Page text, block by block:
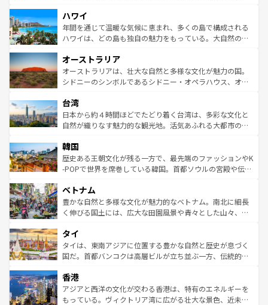
ば市内交通費無料で観光を楽しむこともできる。 なお、新
着のスイス情報はコンテンツ一覧 を参照してほしい。
のような巨大都市は、観光、ショッピング、エンターテイ
ンメントが詰まった刺激的なスポットだ。一方、アメリカ
西部には大自然が広がり、グランドキャニオンやイエロー
部のニューオーリンズでは、音楽と美食が融合した独特の
文化が魅力。旅行者はアメリカの各地域で異なる魅力を楽
しみながら、その多様性と豊かな歴史を感じることができ
ならではの贅沢な旅のスタイルだ。 なお、新着のアメリカ
情報はコンテンツ一覧を参照してほしい。
ハワイ
年間を通じて温暖な気候に恵まれ、多くの島で構成される
ハワイは、どの島も独自の魅力をもっている。大自然の神
ワイ島は見逃せない。また、定番の観光地といえばオアフ
島だが、静かな自然を求めるならマウイ島やカウアイ島が
おすすめ。エメラルドグリーンに輝く海をはじめ、豊かな
れるおもてなしの心で訪れる人々を迎えてくれるハワイの
人々、おいしいローカルフードやハワイアンミュージッ
ク、伝統的なフラダンスなど、すべてがハワイの魅力を彩
ワイを、存分に味わってほしい。 なお、新着のハワイ情報
はコンテンツ一覧を参照してほしい。
オーストラリア
オーストラリアは、壮大な自然と多様な文化が魅力の国。
シドニーのシンボルであるシドニー・オペラハウス、オー
リアリーフや大陸中央部にそびえるウルル（エアーズロッ
ク）、タスマニアの美しい原生林やケアンズの熱帯雨林な
ど、見どころがたくさん。また、カフェやワイン、オージ
いる。アクティビティも充実しており、サーフィンやダイ
ビング、ハイキングなど、アウトドア好きにはたまらな
い。オーストラリアの多彩な魅力を存分に味わいつくそ
参照してほしい。
台湾
日本から約４時間ほどでたどり着く台湾は、多彩な文化と
自然が織りなす魅力的な観光地。活気あふれる大都市の台
ン）、静ひつな山岳地帯である台湾東部など、都市の喧騒
と山間の静けさが共存しており、訪れる人に新しい発見と
驚きをもたらしてくれる。また、奥深い台湾の食文化も魅
容にもいいと評判のスイーツなど、バラエティ豊かな料理
が味わえる。 なお、新着の台湾情報は コンテンツ一覧を参
照してほしい。
韓国
歴史ある王朝文化が残る一方で、最先端のファッションやK
-POPで世界を席巻している韓国。首都ソウルの宮殿や伝統
き、地方に足を延ばせば四季折々の自然美を楽しむことが
できる。そして、キムチや焼肉、絶品のストリートフード
まで、さまざまな韓国料理が待っている。夜には、韓国な
リティに包まれながら、韓国の多彩な魅力を心ゆくまで味
わってみてほしい。 なお、新着の韓国情報はコンテンツ一
覧を参照してほしい。
ベトナム
豊かな自然と多様な文化が魅力的なベトナム。南北に細長
く伸びる国土には、広大な田園風景や青々とした山々、世
急速な発展と共に伝統が息づく。ハノイの古い町並みやホ
ーチミン市のフランス統治時代の建物も、独特の雰囲気を
醸し出している。また、バラエティの豊かさとおいしさで
とつ。フォーやバインミー、ベトナムコーヒーなどは、ぜ
ひ現地で味わいたい。どの地域を訪れてもあたたかい人々
が旅行者を迎えてくれるので、きっと忘れられない旅にな
タイ
タイは、東南アジアに位置する豊かな自然と歴史が息づく
国だ。首都バンコクは高層ビルが立ち並ぶ一方、伝統的な
の活気が交差している。北部ではチェンマイなどの山岳地
帯で自然と触れ合い、南部ではプーケットやクラビの美し
いビーチでリゾート気分を楽しむことができる。タイ料理
香港
アジアと西洋の文化が交わる香港は、特有のエネルギーを
もっている。ヴィクトリア湾に広がる壮大な景色、近未来